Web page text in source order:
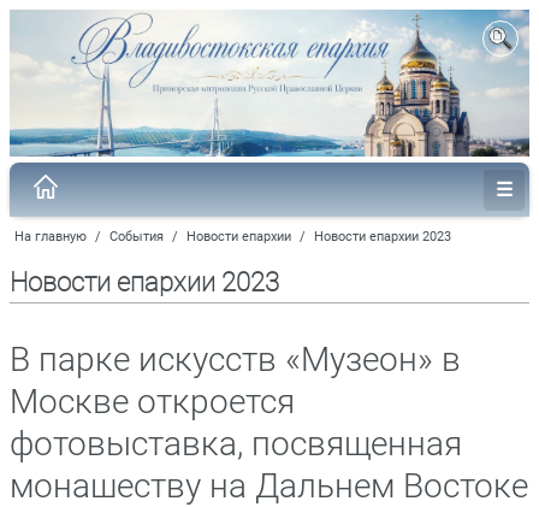
На главную / События / Новости епархии / Новости епархии 2023
Новости епархии 2023
В парке искусств «Музеон» в
Москве откроется
фотовыставка, посвященная
монашеству на Дальнем Востоке